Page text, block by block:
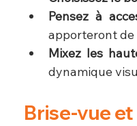
Pensez à
apporteront
Mixez les
dynamique
Brise-vue